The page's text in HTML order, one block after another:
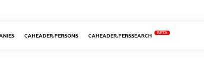
CAHEADER.PERSONS CAHEADER.PERSSEARCH
BETA